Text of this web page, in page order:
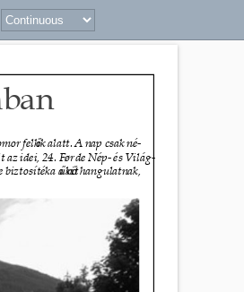
felh
ők alatt. A nap csak né-
idei, 24. Førde Nép- és Világ-
biztosítéka a kit
űnő hangulatnak,